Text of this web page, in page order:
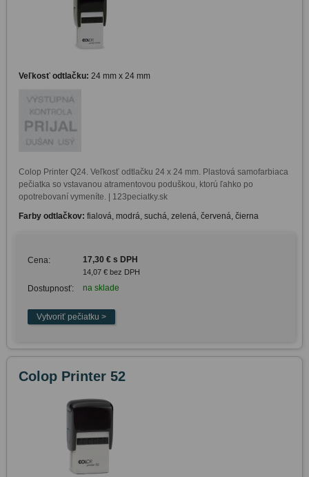
Veľkosť odtlačku: 24 mm x 24 mm
Colop Printer Q24. Veľkosť odtlačku 24 x 24 mm. Plastová samofarbiaca
pečiatka so vstavanou atramentovou poduškou, ktorú ľahko po
opotrebovaní vymeníte. | 123peciatky.sk
Farby odtlačkov: fialová, modrá, suchá, zelená, červená, čierna
Cena: 17,30 € s DPH
14,07 € bez DPH
Dostupnosť: na sklade
Colop Printer 52